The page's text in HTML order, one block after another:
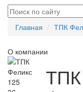
Главная ТПК
О компании
125
ТПК